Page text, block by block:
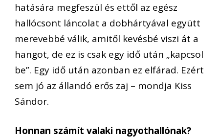
hatására megfeszül és ettől az egész
hallócsont láncolat a dobhártyával együtt
merevebbé válik, amitől kevésbé viszi át a
hangot, de ez is csak egy idő után „kapcsol
be”. Egy idő után azonban ez elfárad. Ezért
sem jó az állandó erős zaj – mondja Kiss
Sándor.
Honnan számít valaki nagyothallónak?